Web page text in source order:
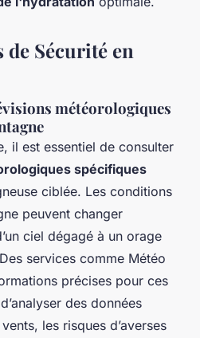
Sécurité en
météorologiques
il est essentiel de consulter
spécifiques
ciblée. Les conditions
peuvent changer
ciel dégagé à un orage
services comme Météo
précises pour ces
des données
les risques d’averses